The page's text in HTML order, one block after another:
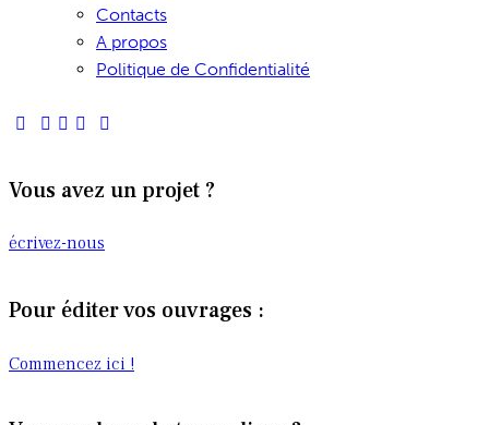
Contacts
A propos
Politique de Confidentialité
Vous avez un projet ?
écrivez-nous
Pour éditer vos ouvrages :
Commencez ici !